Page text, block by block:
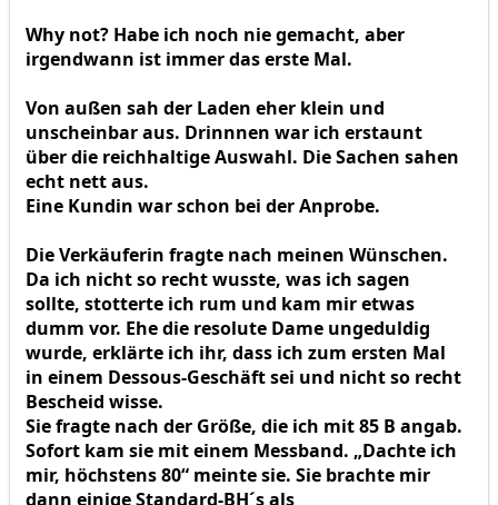
Why not? Habe ich noch nie gemacht, aber
irgendwann ist immer das erste Mal.
Von außen sah der Laden eher klein und
unscheinbar aus. Drinnnen war ich erstaunt
über die reichhaltige Auswahl. Die Sachen sahen
echt nett aus.
Eine Kundin war schon bei der Anprobe.
Die Verkäuferin fragte nach meinen Wünschen.
Da ich nicht so recht wusste, was ich sagen
sollte, stotterte ich rum und kam mir etwas
dumm vor. Ehe die resolute Dame ungeduldig
wurde, erklärte ich ihr, dass ich zum ersten Mal
in einem Dessous-Geschäft sei und nicht so recht
Bescheid wisse.
Sie fragte nach der Größe, die ich mit 85 B angab.
Sofort kam sie mit einem Messband. „Dachte ich
mir, höchstens 80“ meinte sie. Sie brachte mir
dann einige Standard-BH´s als